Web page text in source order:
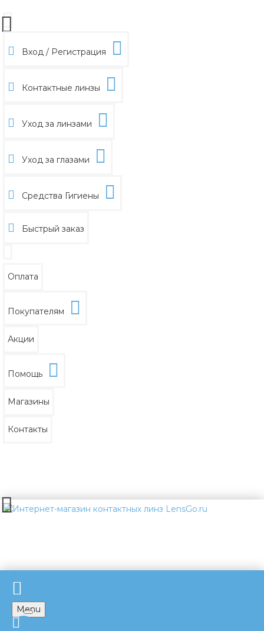
Вход / Регистрация
Контактные линзы
Уход за линзами
Уход за глазами
Средства Гигиены
Быстрый заказ
Оплата
Покупателям
Акции
Помощь
Магазины
Контакты
Menu